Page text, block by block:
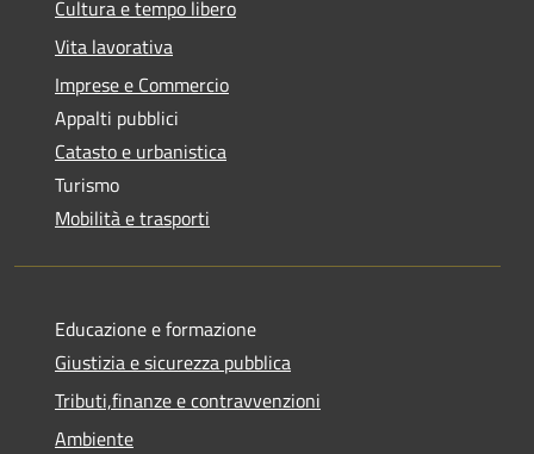
Cultura e tempo libero
Vita lavorativa
Imprese e Commercio
Appalti pubblici
Catasto e urbanistica
Turismo
Mobilità e trasporti
Educazione e formazione
Giustizia e sicurezza pubblica
Tributi,finanze e contravvenzioni
Ambiente